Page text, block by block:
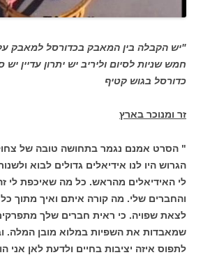
"יש הקבלה בין המאבק בכדורסל למאבק
חמש שניות לסיום וליריב יש יתרון עדיין
כדורסל בגוש קטיף
זר ומנוכר בארץ
" הסרט אמנם נגמר בתחושה טובה של
הגרוש היו לנו אידיאלים גדולים לבוא
לי האידיאלים מהראש. כל מה שאיכפת לי
והחברים שלי. מה קורה איתם ואיך מתוך
לצאת שפויה. כי ראית חברים שלך
שמאבדות את השפיות במלוא מובן המלה.
לתפוס איזה יציבות בחיים ולדעת לאן אני